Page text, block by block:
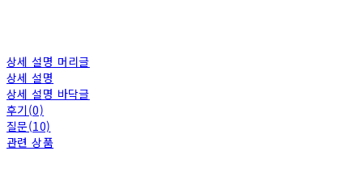
상세 설명 머리글
상세 설명
상세 설명 바닥글
후기(0)
질문(10)
관련 상품